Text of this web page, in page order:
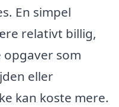
En simpel
relativt billig,
som
eller
kan koste mere.